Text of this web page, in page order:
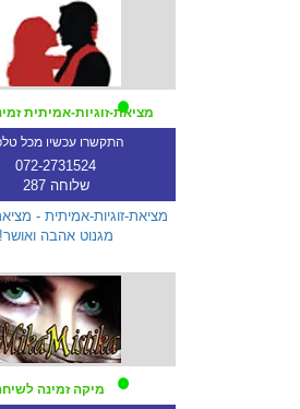
מציאת-זוגיות-אמיתית
התקשרו עכשיו מכל
072-2731524
שלוחה 287
מציאת-זוגיות-אמיתית -
מגנוט אהבה ואושר!
מיקה זמינה